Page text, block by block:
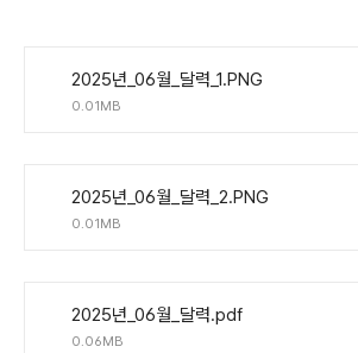
2025년_06월_달력_1.PNG
0.01MB
2025년_06월_달력_2.PNG
0.01MB
2025년_06월_달력.pdf
0.06MB